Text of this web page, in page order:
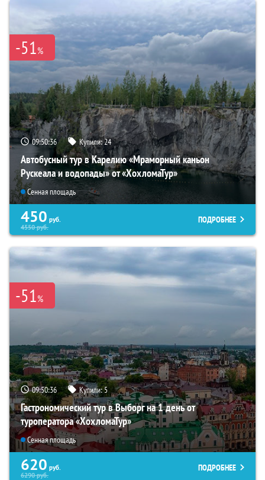
-51%
09:50:34 Купили:24
Автобусный тур в Карелию «Мраморный каньон
Рускеала и водопады» от «ХохломаТур»
Сенная площадь
450 руб.
4550руб.
ПОДРОБНЕЕ
-51%
09:50:34 Купили:5
Гастрономический тур в Выборг на 1 день от
туроператора «ХохломаТур»
Сенная площадь
620 руб.
6290руб.
ПОДРОБНЕЕ